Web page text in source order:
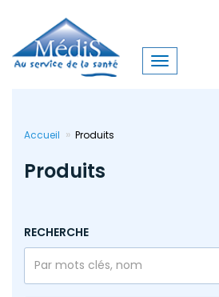
contenu
principal
Accueil Produits
Produits
RECHERCHE